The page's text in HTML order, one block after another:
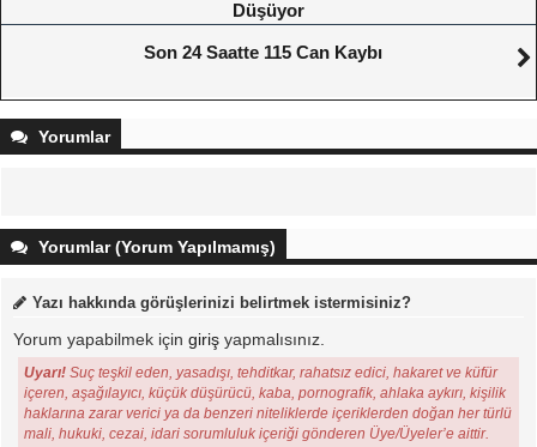
Düşüyor
Son 24 Saatte 115 Can Kaybı
Yorumlar
Yorumlar (Yorum Yapılmamış)
Yazı hakkında görüşlerinizi belirtmek istermisiniz?
Yorum yapabilmek için giriş yapmalısınız.
Uyarı! Suç teşkil eden, yasadışı, tehditkar, rahatsız edici, hakaret ve küfür
içeren, aşağılayıcı, küçük düşürücü, kaba, pornografik, ahlaka aykırı, kişilik
haklarına zarar verici ya da benzeri niteliklerde içeriklerden doğan her türlü
mali, hukuki, cezai, idari sorumluluk içeriği gönderen Üye/Üyeler’e aittir.